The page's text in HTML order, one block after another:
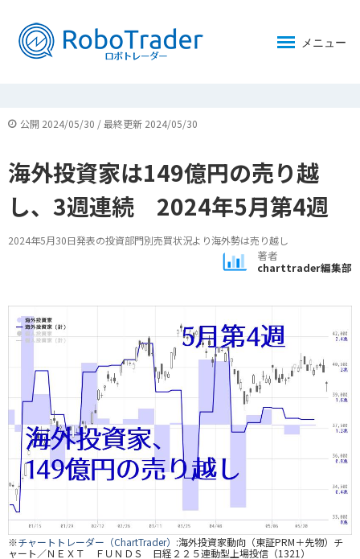
メニュー
公開 2024/05/30 / 最終更新 2024/05/30
海外投資家は149億円の売り越
し、3週連続 2024年5月第4週
2024年5月30日発表の投資部門別売買状況より海外勢は売り越し
著者
charttrader編集部
※チャートトレーダー（ChartTrader） :海外投資家動向（東証PRM＋先物）チ
ャート／ＮＥＸＴ ＦＵＮＤＳ 日経２２５連動型上場投信（1321）